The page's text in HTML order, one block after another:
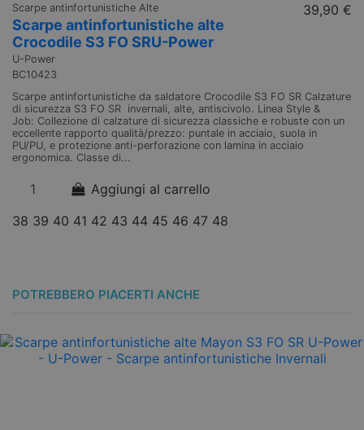
Scarpe antinfortunistiche Alte
Scarpe antinfortunistiche alte
Crocodile S3 FO SRU-Power
U-Power
BC10423
39,90 €
Scarpe antinfortunistiche da saldatore Crocodile S3 FO SR Calzature
di sicurezza S3 FO SR invernali, alte, antiscivolo. Linea Style &
Job: Collezione di calzature di sicurezza classiche e robuste con un
eccellente rapporto qualità/prezzo: puntale in acciaio, suola in
PU/PU, e protezione anti-perforazione con lamina in acciaio
ergonomica. Classe di...
Aggiungi al carrello
38 39 40 41 42 43 44 45 46 47 48
POTREBBERO PIACERTI ANCHE